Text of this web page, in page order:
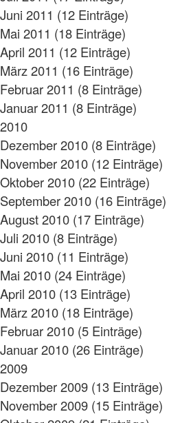
Juni 2011 (12 Einträge)
Mai 2011 (18 Einträge)
April 2011 (12 Einträge)
März 2011 (16 Einträge)
Februar 2011 (8 Einträge)
Januar 2011 (8 Einträge)
2010
Dezember 2010 (8 Einträge)
November 2010 (12 Einträge)
Oktober 2010 (22 Einträge)
September 2010 (16 Einträge)
August 2010 (17 Einträge)
Juli 2010 (8 Einträge)
Juni 2010 (11 Einträge)
Mai 2010 (24 Einträge)
April 2010 (13 Einträge)
März 2010 (18 Einträge)
Februar 2010 (5 Einträge)
Januar 2010 (26 Einträge)
2009
Dezember 2009 (13 Einträge)
November 2009 (15 Einträge)